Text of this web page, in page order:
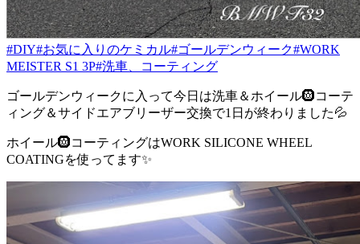
#DIY#お気に入りのケミカル#ゴールデンウィーク#WORK
MEISTER S1 3P#洗車、コーティング
ゴールデンウィークに入って今日は洗車＆ホイール🛞コーテ
ィング＆サイドエアブリーザー交換で1日が終わりました💦
ホイール🛞コーティングはWORK SILICONE WHEEL
COATINGを使ってます✨